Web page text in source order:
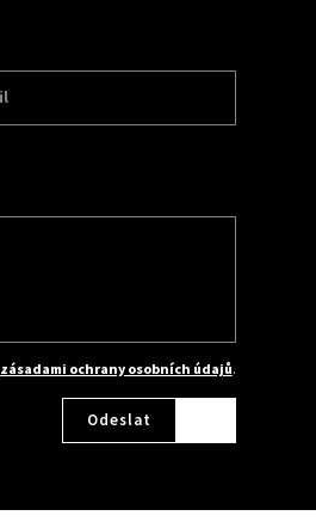
zásadami ochrany osobních údajů.
Odeslat